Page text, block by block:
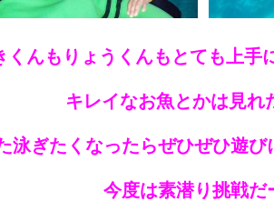
くんもりょうくんもとても上手
キレイなお魚とかは見れ
泳ぎたくなったらぜひぜひ遊び
今度は素潜り挑戦だ